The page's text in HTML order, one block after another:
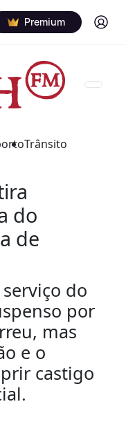
Premium Log in
Trânsito
do
de
do
por
mas
e o
castigo